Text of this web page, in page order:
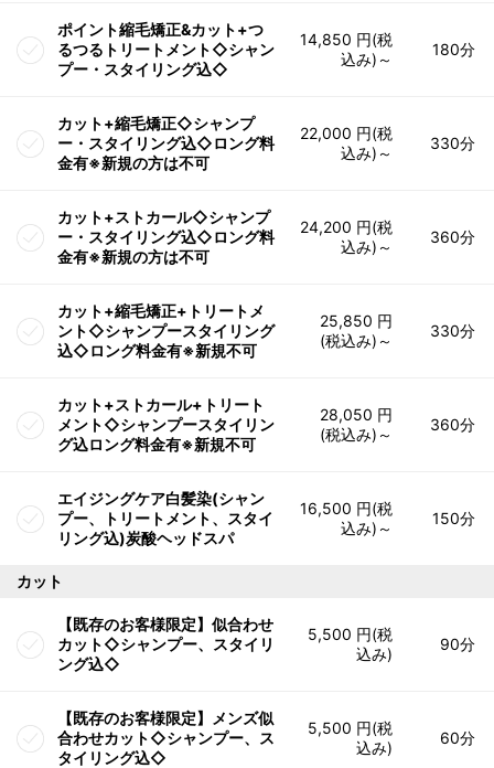
ポイント縮毛矯正&カット+つ
るつるトリートメント◇シャン
プー・スタイリング込◇
14,850 円(税
込み)～
180分
カット+縮毛矯正◇シャンプ
ー・スタイリング込◇ロング料
金有※新規の方は不可
22,000 円(税
込み)～
330分
カット+ストカール◇シャンプ
ー・スタイリング込◇ロング料
金有※新規の方は不可
24,200 円(税
込み)～
360分
カット+縮毛矯正+トリートメ
ント◇シャンプースタイリング
込◇ロング料金有※新規不可
25,850 円
(税込み)～
330分
カット+ストカール+トリート
メント◇シャンプースタイリン
グ込ロング料金有※新規不可
28,050 円
(税込み)～
360分
エイジングケア白髪染(シャン
プー、トリートメント、スタイ
リング込)炭酸ヘッドスパ
16,500 円(税
込み)～
150分
カット
【既存のお客様限定】似合わせ
カット◇シャンプー、スタイリ
ング込◇
5,500 円(税
込み)
90分
【既存のお客様限定】メンズ似
合わせカット◇シャンプー、ス
タイリング込◇
5,500 円(税
込み)
60分